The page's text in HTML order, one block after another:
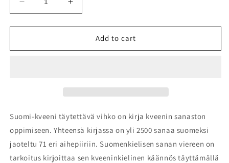
Decrease
quantity
for
kveeni
Increase
quantity
for
Suomi-
kveeni
Add to cart
Suomi-kveeni täytettävä vihko on kirja kveenin sanaston
oppimiseen. Yhteensä kirjassa on yli 2500 sanaa suomeksi
jaoteltu 71 eri aihepiiriin. Suomenkielisen sanan viereen on
tarkoitus kirjoittaa sen kveeninkielinen käännös täyttämällä